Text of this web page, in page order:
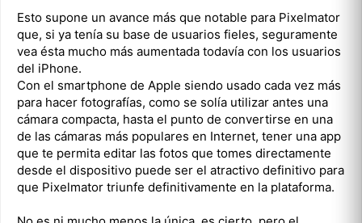
Esto supone un avance más que notable para Pixelmator
que, si ya tenía su base de usuarios fieles, seguramente
vea ésta mucho más aumentada todavía con los usuarios
del iPhone.
Con el smartphone de Apple siendo usado cada vez más
para hacer fotografías, como se solía utilizar antes una
cámara compacta, hasta el punto de convertirse en una
de las cámaras más populares en Internet, tener una app
que te permita editar las fotos que tomes directamente
desde el dispositivo puede ser el atractivo definitivo para
que Pixelmator triunfe definitivamente en la plataforma.